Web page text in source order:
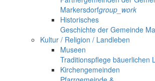
Markersdorfgroup_work
Historisches
Geschichte der Gemeinde
Kultur / Religion / Landleben
Museen
Traditionspflege bäuerlichen
Kirchengemeinden